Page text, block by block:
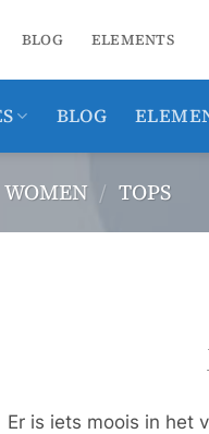
BLOG ELEMENTS
BLOG
WOMEN / TOPS
Er is iets moois in het